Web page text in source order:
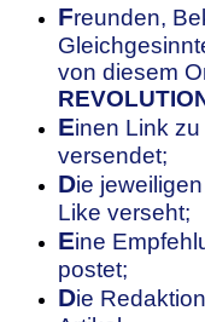
Freunden,
von diesem
Einen Link
versendet;
Die
Like verseht;
Eine
postet;
Die